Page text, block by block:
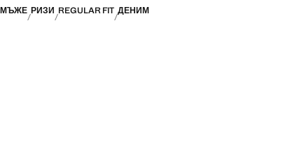
МЪЖЕ РИЗИ REGULAR FIT ДЕНИМ